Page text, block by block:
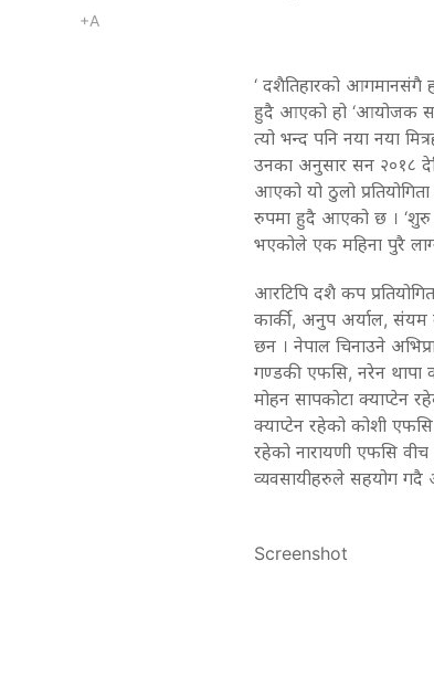
+A
‘ दशैतिहारको आगमानसंगै
हुदै आएको हो ‘आयोजक
त्यो भन्द पनि नया नया
उनका अनुसार सन २०१८
आएको यो ठुलो
रुपमा हुदै आएको छ । ‘शुरु
भएकोले एक महिना पुरै
आरटिपि दशै कप
कार्की, अनुप अर्याल, संंयम
छन । नेपाल चिनाउने
गण्डकी एफसि, नरेन थापा
मोहन सापकोटा क्याप्टेन
क्याप्टेन रहेको कोशी
रहेको नारायणी एफसि
व्यवसायीहरुले सहयोग
Screenshot